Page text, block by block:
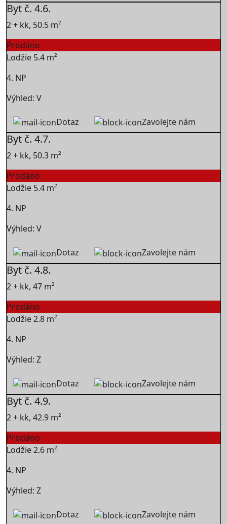
Byt č. 4.6.
2 + kk, 50.5 m²
Prodáno
Lodžie 5.4 m²
4. NP
Výhled: V
Dotaz Zavolejte nám
Byt č. 4.7.
2 + kk, 50.3 m²
Prodáno
Lodžie 5.4 m²
4. NP
Výhled: V
Dotaz Zavolejte nám
Byt č. 4.8.
2 + kk, 47 m²
Prodáno
Lodžie 2.8 m²
4. NP
Výhled: Z
Dotaz Zavolejte nám
Byt č. 4.9.
2 + kk, 42.9 m²
Prodáno
Lodžie 2.6 m²
4. NP
Výhled: Z
Dotaz Zavolejte nám